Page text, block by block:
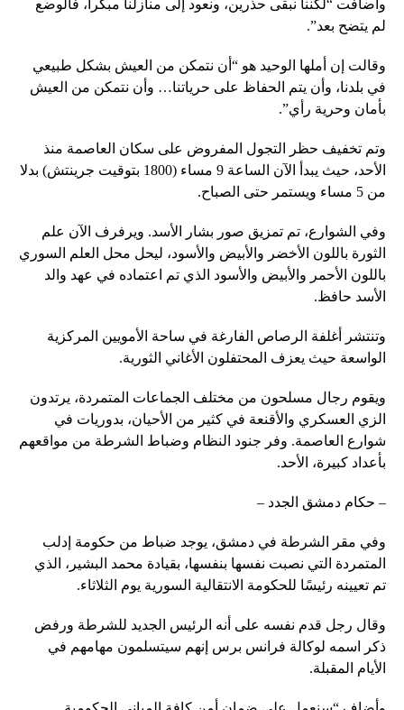
وأضافت “لكننا نبقى حذرين، ونعود إلى منازلنا مبكرا، فالوضع
لم يتضح بعد”.
وقالت إن أملها الوحيد هو “أن نتمكن من العيش بشكل طبيعي
في بلدنا، وأن يتم الحفاظ على حرياتنا… وأن نتمكن من العيش
بأمان وحرية رأي”.
وتم تخفيف حظر التجول المفروض على سكان العاصمة منذ
الأحد، حيث يبدأ الآن الساعة 9 مساء (1800 بتوقيت جرينتش) بدلا
من 5 مساء ويستمر حتى الصباح.
وفي الشوارع، تم تمزيق صور بشار الأسد. ويرفرف الآن علم
الثورة باللون الأخضر والأبيض والأسود، ليحل محل العلم السوري
باللون الأحمر والأبيض والأسود الذي تم اعتماده في عهد والد
الأسد حافظ.
وتنتشر أغلفة الرصاص الفارغة في ساحة الأمويين المركزية
الواسعة حيث يعزف المحتفلون الأغاني الثورية.
ويقوم رجال مسلحون من مختلف الجماعات المتمردة، يرتدون
الزي العسكري والأقنعة في كثير من الأحيان، بدوريات في
شوارع العاصمة. وفر جنود النظام وضباط الشرطة من مواقعهم
بأعداد كبيرة، الأحد.
– حكام دمشق الجدد –
وفي مقر الشرطة في دمشق، يوجد ضباط من حكومة إدلب
المتمردة التي نصبت نفسها بنفسها، بقيادة محمد البشير، الذي
تم تعيينه رئيسًا للحكومة الانتقالية السورية يوم الثلاثاء.
وقال رجل قدم نفسه على أنه الرئيس الجديد للشرطة ورفض
ذكر اسمه لوكالة فرانس برس إنهم سيتسلمون مهامهم في
الأيام المقبلة.